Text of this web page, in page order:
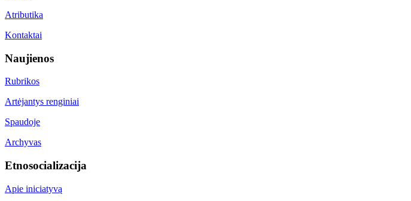
Atributika
Kontaktai
Naujienos
Rubrikos
Artėjantys renginiai
Spaudoje
Archyvas
Etnosocializacija
Apie iniciatyvą